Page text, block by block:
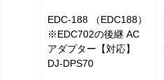
EDC-188 （EDC188）
※EDC702の後継 AC
アダプター【対応】
DJ-DPS70